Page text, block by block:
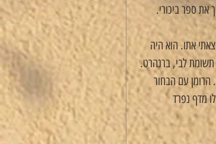
ספר ביכורי.
אתו. הוא היה
לבי, ברנהרט.
עם הבחור
מדף נפרד